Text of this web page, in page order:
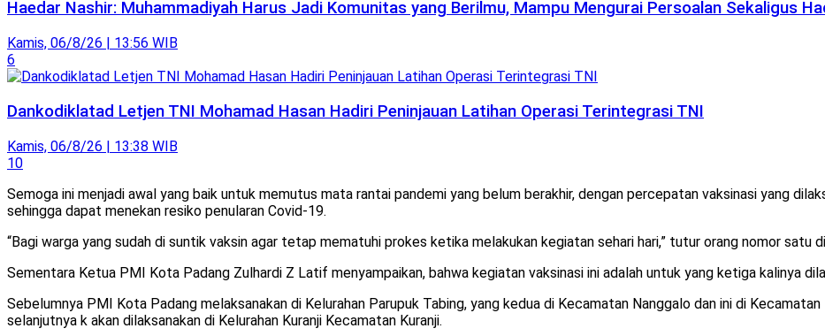
Haedar Nashir: Muhammadiyah Harus Jadi Komunitas yang Berilmu, Mampu Mengurai Persoalan Sekaligus
Kamis, 06/8/26 | 13:56 WIB
6
Dankodiklatad Letjen TNI Mohamad Hasan Hadiri Peninjauan Latihan Operasi Terintegrasi TNI
Kamis, 06/8/26 | 13:38 WIB
10
Semoga ini menjadi awal yang baik untuk memutus mata rantai pandemi yang belum berakhir, dengan percepatan vaksinasi yang
sehingga dapat menekan resiko penularan Covid-19.
“Bagi warga yang sudah di suntik vaksin agar tetap mematuhi prokes ketika melakukan kegiatan sehari hari,” tutur orang nomor satu
Sementara Ketua PMI Kota Padang Zulhardi Z Latif menyampaikan, bahwa kegiatan vaksinasi ini adalah untuk yang ketiga kalinya
Sebelumnya PMI Kota Padang melaksanakan di Kelurahan Parupuk Tabing, yang kedua di Kecamatan Nanggalo dan ini di Kecamatan
selanjutnya k akan dilaksanakan di Kelurahan Kuranji Kecamatan Kuranji.